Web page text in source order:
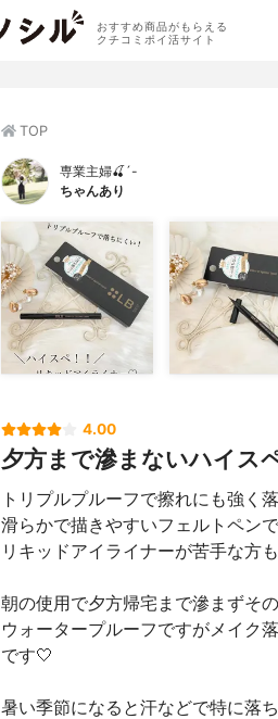
おすすめ商品がもらえる
クチコミポイ活サイト
TOP
専業主婦🍒´-
ちゃんあり
4.00
夕方まで滲まないハイス
トリプルプルーフで擦れにも強く
滑らかで描きやすいフェルトペン
リキッドアイライナーが苦手な方
朝の使用で夕方帰宅まで滲まずそ
ウォータープルーフですがメイク
です🤍
暑い季節になると汗などで特に落